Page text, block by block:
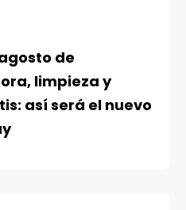
de
limpieza y
así será el nuevo